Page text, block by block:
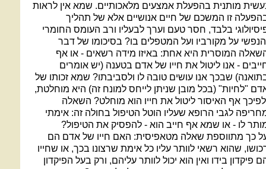
מותנית בהפעלת אמצעים מלאכותיים. שמא אין לראות
זו המשכם של חיים אנושיים אלא של תהליך
בלבד, חסר טעם וערך לבעליו ורב העומס החומרי
על מקורביו ועל המטפלים בו? בסיכומו של דבר
המוסרית היא אחת: באיזו מידה רשאים - או אף
- אנו ליטול את חייו של אדם בטענה (יש אומרים
שבכך אנו עושים טובה לו ולסביבתו? שמא זכותו של
"לחיות" (בכל מובן שניתן לייחס למונח זה) היא מוחלטת,
אף האיסור ליטול את חייו הוא מוחלט? השאלה
לגבי הרופא שעליו הוטל הטיפול בחולה זה: אימתי
לו - או שמא אף חייב הוא - להפסיק את הטיפול?
כך מתווספת שאלה מטאפיסית: האם חייו של אדם הם
שהוא רשאי לוותר עליו כל אימת שרצונו בכך, או שחייו
פיקדון בידו ואין הוא יכול לוותר עליהם, ורק בעל הפיקדון